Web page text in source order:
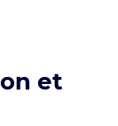
et